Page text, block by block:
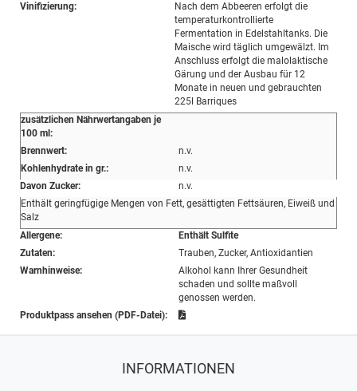
Vinifizierung:
Nach dem Abbeeren erfolgt die
temperaturkontrollierte
Fermentation in Edelstahltanks. Die
Maische wird täglich umgewälzt. Im
Anschluss erfolgt die malolaktische
Gärung und der Ausbau für 12
Monate in neuen und gebrauchten
225l Barriques
zusätzlichen Nährwertangaben je
100 ml:
Brennwert:
n.v.
Kohlenhydrate in gr.:
n.v.
Davon Zucker:
n.v.
Enthält geringfügige Mengen von Fett, gesättigten Fettsäuren, Eiweiß und
Salz
Allergene:
Enthält Sulfite
Zutaten:
Trauben, Zucker, Antioxidantien
Warnhinweise:
Alkohol kann Ihrer Gesundheit
schaden und sollte maßvoll
genossen werden.
Produktpass ansehen (PDF-Datei):
INFORMATIONEN